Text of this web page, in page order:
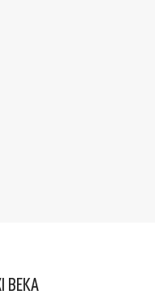
ВЕКА